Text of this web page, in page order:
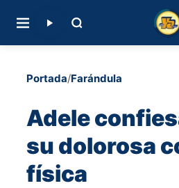
Portada/Farándula
Adele
su dolorosa
física